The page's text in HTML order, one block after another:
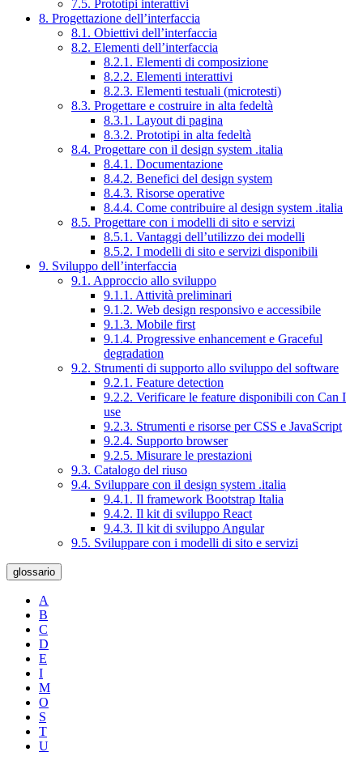
7.5. Prototipi interattivi
8. Progettazione dell’interfaccia
8.1. Obiettivi dell’interfaccia
8.2. Elementi dell’interfaccia
8.2.1. Elementi di composizione
8.2.2. Elementi interattivi
8.2.3. Elementi testuali (microtesti)
8.3. Progettare e costruire in alta fedeltà
8.3.1. Layout di pagina
8.3.2. Prototipi in alta fedeltà
8.4. Progettare con il design system .italia
8.4.1. Documentazione
8.4.2. Benefici del design system
8.4.3. Risorse operative
8.4.4. Come contribuire al design system .italia
8.5. Progettare con i modelli di sito e servizi
8.5.1. Vantaggi dell’utilizzo dei modelli
8.5.2. I modelli di sito e servizi disponibili
9. Sviluppo dell’interfaccia
9.1. Approccio allo sviluppo
9.1.1. Attività preliminari
9.1.2. Web design responsivo e accessibile
9.1.3. Mobile first
9.1.4. Progressive enhancement e Graceful
degradation
9.2. Strumenti di supporto allo sviluppo del software
9.2.1. Feature detection
9.2.2. Verificare le feature disponibili con Can I
use
9.2.3. Strumenti e risorse per CSS e JavaScript
9.2.4. Supporto browser
9.2.5. Misurare le prestazioni
9.3. Catalogo del riuso
9.4. Sviluppare con il design system .italia
9.4.1. Il framework Bootstrap Italia
9.4.2. Il kit di sviluppo React
9.4.3. Il kit di sviluppo Angular
9.5. Sviluppare con i modelli di sito e servizi
glossario
A
B
C
D
E
I
M
O
S
T
U